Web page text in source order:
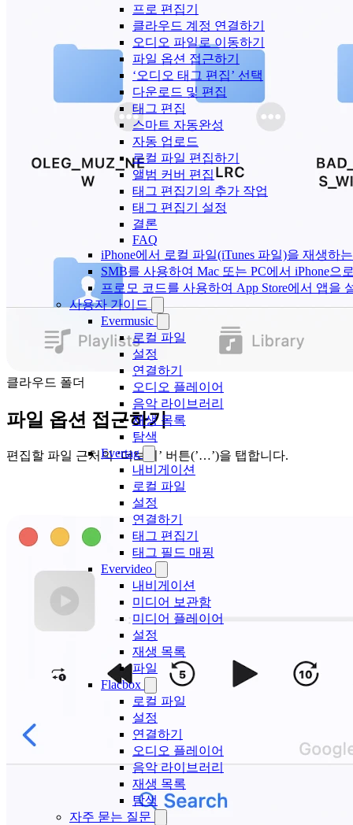
프로 편집기
클라우드 계정 연결하기
오디오 파일로 이동하기
파일 옵션 접근하기
‘오디오 태그 편집’ 선택
다운로드 및 편집
태그 편집
스마트 자동완성
자동 업로드
로컬 파일 편집하기
앨범 커버 편집
태그 편집기의 추가 작업
태그 편집기 설정
결론
FAQ
iPhone에서 로컬 파일(iTunes 파일)을 재생하
SMB를 사용하여 Mac 또는 PC에서 iPhone으
프로모 코드를 사용하여 App Store에서 앱을
사용자 가이드
Evermusic
로컬 파일
설정
연결하기
오디오 플레이어
음악 라이브러리
재생 목록
탐색
Evertag
내비게이션
로컬 파일
설정
연결하기
태그 편집기
태그 필드 매핑
Evervideo
내비게이션
미디어 보관함
미디어 플레이어
설정
재생 목록
파일
Flacbox
로컬 파일
설정
연결하기
오디오 플레이어
음악 라이브러리
재생 목록
탐색
자주 묻는 질문
클라우드 폴더
파일 옵션 접근하기
편집할 파일 근처의 ‘더보기’ 버튼(’…’)을 탭합니다.